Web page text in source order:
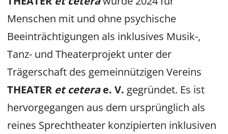
Menschen mit und ohne psychische
Beeinträchtigungen als inklusives Musik-,
Tanz- und Theaterprojekt unter der
Trägerschaft des gemeinnützigen Vereins
THEATER et ceterae. V. gegründet. Es ist
hervorgegangen aus dem ursprünglich als
reines Sprechtheater konzipierten inklusiven